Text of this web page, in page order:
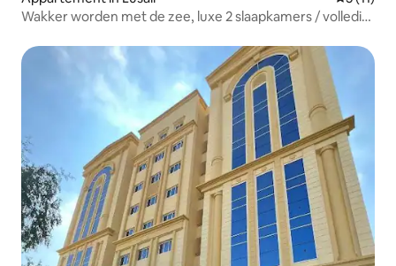
Wakker worden met de zee, luxe 2 slaapkamers / volledig